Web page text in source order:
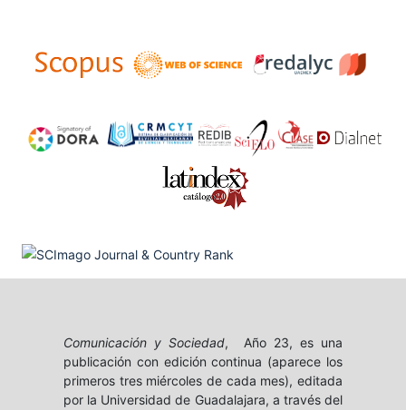
Comunicación y Sociedad, Año 23, es una
publicación con edición continua (aparece los
primeros tres miércoles de cada mes), editada
por la Universidad de Guadalajara, a través del